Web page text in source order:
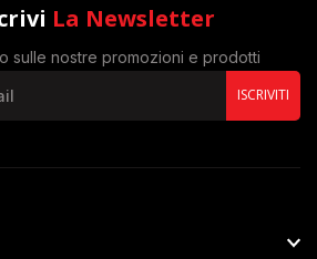
La Newsletter
sulle nostre promozioni e prodotti
ISCRIVITI